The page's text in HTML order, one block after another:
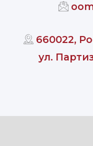
660022,
ул.